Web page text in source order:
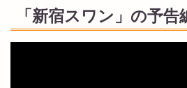
「新宿スワン」の予告